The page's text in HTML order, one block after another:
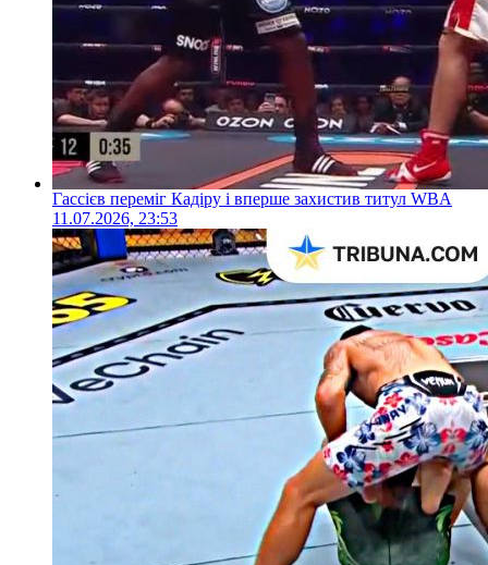
Гассієв переміг Кадіру і вперше захистив титул WBA
11.07.2026, 23:53